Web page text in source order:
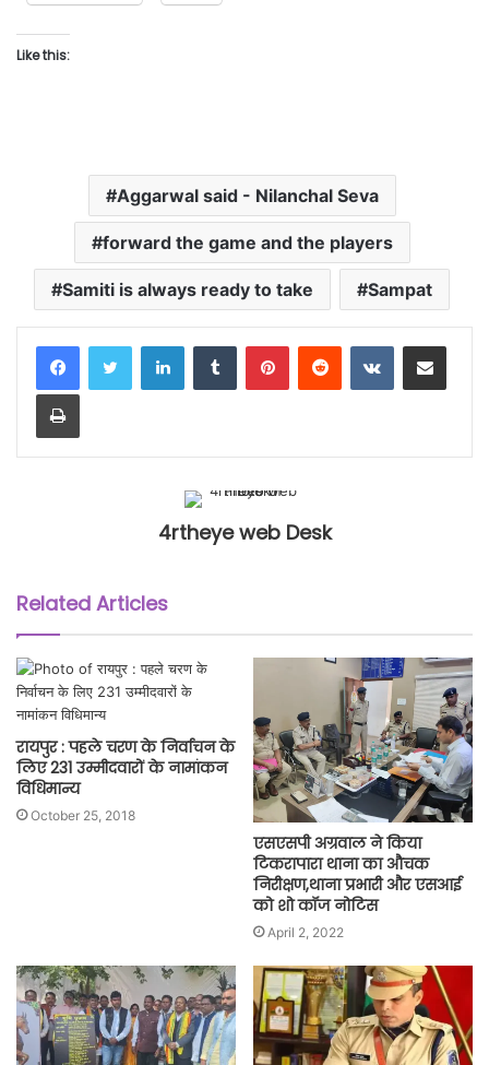
Like this:
Aggarwal said - Nilanchal Seva
forward the game and the players
Samiti is always ready to take Sampat
LinkedInTumblr PinterestReddit VKontakteShare via Email
Print
4rtheye web Desk
Related Articles
रायपुर : पहले चरण के निर्वाचन के
लिए 231 उम्मीदवारों के नामांकन
विधिमान्य
October 25, 2018
एसएसपी अग्रवाल ने किया
टिकरापारा थाना का औचक
निरीक्षण,थाना प्रभारी और एसआई
को शो कॉज नोटिस
April 2, 2022